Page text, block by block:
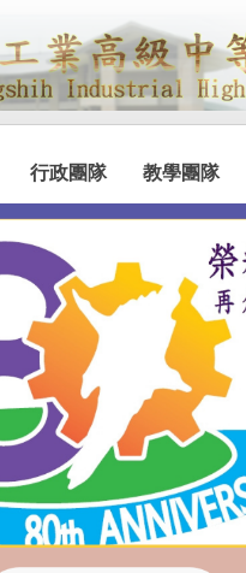
行政團隊 教學團隊